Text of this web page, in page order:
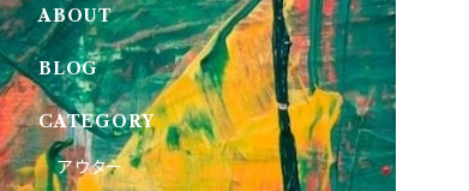
ABOUT
BLOG
CATEGORY
アウター